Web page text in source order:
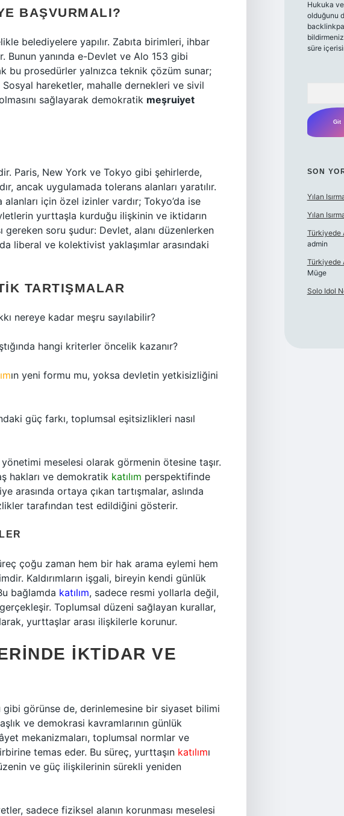
BAŞVURMALI?
belediyelere yapılır. Zabıta birimleri, ihbar
Bunun yanında e-Devlet ve Alo 153 gibi
bu prosedürler yalnızca teknik çözüm sunar;
hareketler, mahalle dernekleri ve sivil
sağlayarak demokratik meşruiyet
Paris, New York ve Tokyo gibi şehirlerde,
ancak uygulamada tolerans alanları yaratılır.
için özel izinler vardır; Tokyo’da ise
yurttaşla kurduğu ilişkinin ve iktidarın
soru şudur: Devlet, alanı düzenlerken
liberal ve kolektivist yaklaşımlar arasındaki
TARTIŞMALAR
nereye kadar meşru sayılabilir?
hangi kriterler öncelik kazanır?
ın yeni formu mu, yoksa devletin yetkisizliğini
güç farkı, toplumsal eşitsizlikleri nasıl
meselesi olarak görmenin ötesine taşır.
hakları ve demokratik katılım perspektifinde
arasında ortaya çıkan tartışmalar, aslında
tarafından test edildiğini gösterir.
çoğu zaman hem bir hak arama eylemi hem
Kaldırımların işgali, bireyin kendi günlük
bağlamda katılım, sadece resmi yollarla değil,
Toplumsal düzeni sağlayan kurallar,
yurttaşlar arası ilişkilerle korunur.
İKTIDAR VE
gibi görünse de, derinlemesine bir siyaset bilimi
ve demokrasi kavramlarının günlük
mekanizmaları, toplumsal normlar ve
temas eder. Bu süreç, yurttaşın katılımı
ve güç ilişkilerinin sürekli yeniden
sadece fiziksel alanın korunması meselesi
Hukuka
olduğunu
süre
SON
Yılan
Yılan
Türkiyede
admin
Türkiyede
Müge
Solo Idol